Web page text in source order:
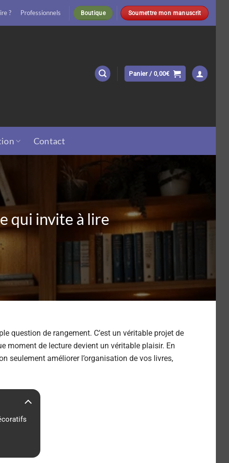
? Professionnels Boutique Soumettre mon manuscrit
Panier / 0,00€
Contact
qui invite à lire
question de rangement. C’est un véritable projet de
moment de lecture devient un véritable plaisir. En
seulement améliorer l’organisation de vos livres,